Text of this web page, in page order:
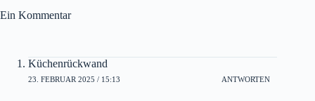
Ein Kommentar
Küchenrückwand
23. FEBRUAR 2025 / 15:13 ANTWORTEN